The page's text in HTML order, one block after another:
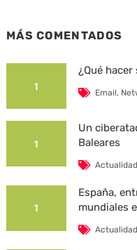
MÁS COMENTADOS
1
¿Qué
Email,
1
Un
Baleares
1
España,
mundiales
Actualidad